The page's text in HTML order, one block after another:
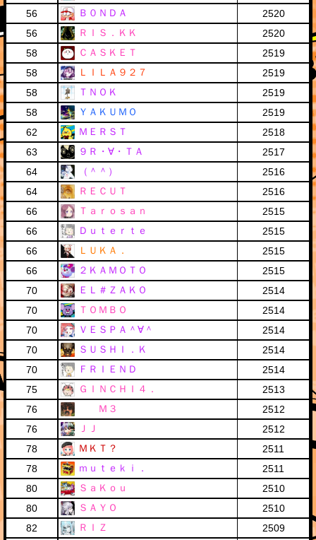
56
Ｂ０ＮＤＡ
2520
56
ＲＩＳ．ＫＫ
2520
58
ＣＡＳＫＥＴ
2519
58
ＬＩＬＡ９２７
2519
58
ＴＮＯＫ
2519
58
ＹＡＫＵＭＯ
2519
62
ＭＥＲＳＴ
2518
63
９Ｒ・∀・ＴＡ
2517
64
（＾＾）
2516
64
ＲＥＣＵＴ
2516
66
Ｔａｒｏｓａｎ
2515
66
Ｄｕｔｅｒｔｅ
2515
66
ＬＵＫＡ．
2515
66
２ＫＡＭＯＴＯ
2515
70
ＥＬ＃ＺＡＫＯ
2514
70
ＴＯＭＢＯ
2514
70
ＶＥＳＰＡ＾∀＾
2514
70
ＳＵＳＨＩ．Ｋ
2514
70
ＦＲＩＥＮＤ
2514
75
ＧＩＮＣＨＩ４．
2513
76
Ｍ３
2512
76
ＪＪ
2512
78
ＭＫＴ？
2511
78
ｍｕｔｅｋｉ．
2511
80
ＳａＫｏｕ
2510
80
ＳＡＹＯ
2510
82
ＲＩＺ
2509